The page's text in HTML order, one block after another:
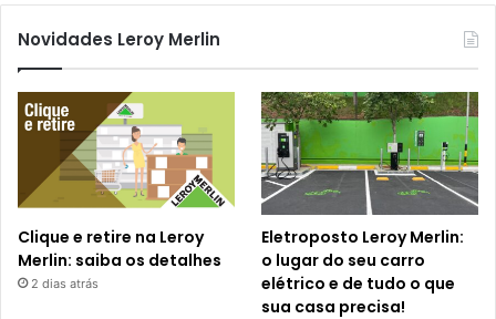
Novidades Leroy Merlin
Clique e retire na Leroy
Merlin: saiba os detalhes
2 dias atrás
Eletroposto Leroy Merlin:
o lugar do seu carro
elétrico e de tudo o que
sua casa precisa!